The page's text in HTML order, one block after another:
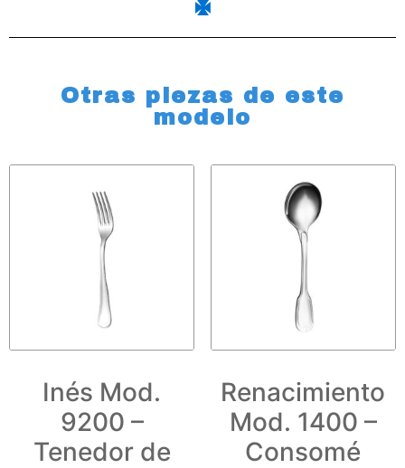
Otras piezas de este
modelo
Inés Mod.
9200 –
Tenedor de
Renacimiento
Mod. 1400 –
Consomé